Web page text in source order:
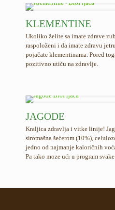
KLEMENTINE
Ukoliko želite sa imate zdrave
raspoloženi i da imate zdravu
pojačate klementinama. Pored
pozitivno utiču na zdravlje.
JAGODE
Kraljica zdravlja i vitke linije!
siromašna šećerom (10%),
jedno od najmanje kaloričnih
Pa tako moze ući u program